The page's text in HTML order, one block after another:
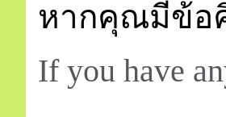
หากคุณมีข้อคิ
If you have